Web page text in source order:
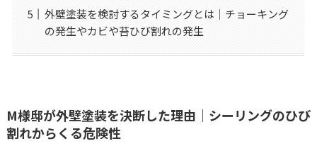
外壁塗装を検討するタイミングとは｜チョーキング
の発生やカビや苔ひび割れの発生
M様邸が外壁塗装を決断した理由｜シーリングのひび
割れからくる危険性